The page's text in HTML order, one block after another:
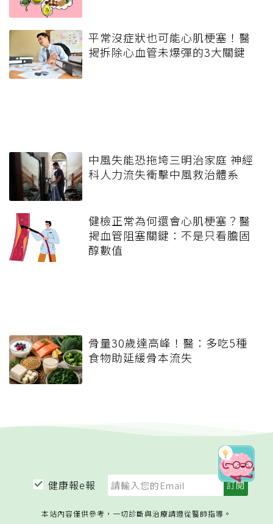
平常沒症狀也可能心肌梗塞！醫
揭拆除心血管未爆彈的3大關鍵
中風失能恐拖垮三明治家庭 神經
科人力流失衝擊中風救治體系
健檢正常為何還會心肌梗塞？醫
揭血管阻塞關鍵：不是只看膽固
醇數值
骨量30歲達高峰！醫：多吃5種
食物助延緩骨本流失
健康報e報
本站內容僅供參考，一切診斷與治療請遵從醫師指導。